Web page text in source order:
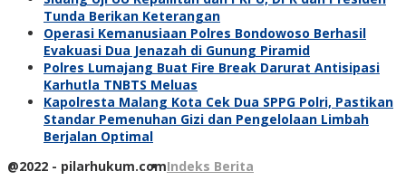
Tunda Berikan Keterangan
Operasi Kemanusiaan Polres Bondowoso Berhasil
Evakuasi Dua Jenazah di Gunung Piramid
Polres Lumajang Buat Fire Break Darurat Antisipasi
Karhutla TNBTS Meluas
Kapolresta Malang Kota Cek Dua SPPG Polri, Pastikan
Standar Pemenuhan Gizi dan Pengelolaan Limbah
Berjalan Optimal
@2022 - pilarhukum.comIndeks Berita